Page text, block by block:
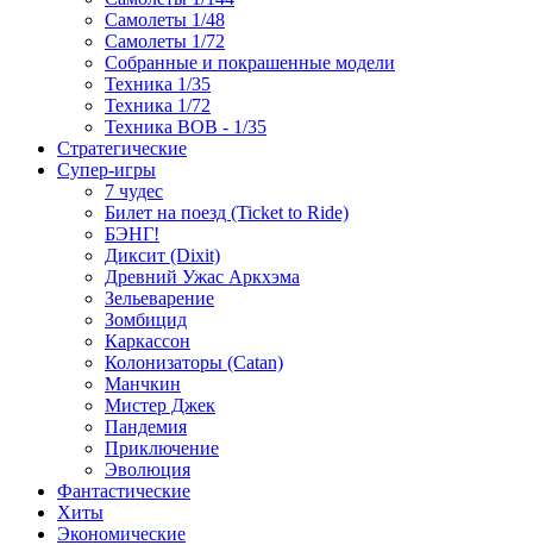
Самолеты 1/48
Самолеты 1/72
Собранные и покрашенные модели
Техника 1/35
Техника 1/72
Техника ВОВ - 1/35
Стратегические
Супер-игры
7 чудес
Билет на поезд (Ticket to Ride)
БЭНГ!
Диксит (Dixit)
Древний Ужас Аркхэма
Зельеварение
Зомбицид
Каркассон
Колонизаторы (Catan)
Манчкин
Мистер Джек
Пандемия
Приключение
Эволюция
Фантастические
Хиты
Экономические